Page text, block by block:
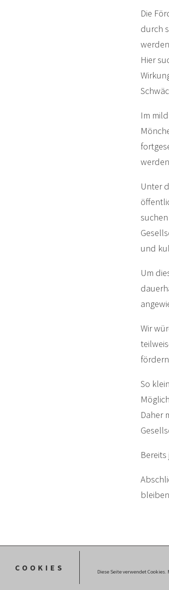
COOKIES Diese Seite verwendet
Die
durch
Hier
Im
Unter
und
Um
Wir
So
Daher
An der Lingenmühle 12
41061 Mönchengladbach
Datenschutz